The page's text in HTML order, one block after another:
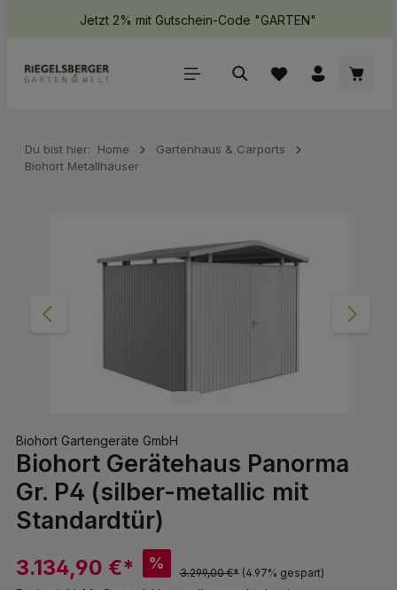
springenJetzt 2% mit Gutschein-Code "GARTEN"
Du bist hier: Home
Gartenhaus & Carports
Biohort Metallhäuser
Biohort Gartengeräte GmbH
Biohort Gerätehaus Panorma
Gr. P4 (silber-metallic mit
Standardtür)
3.134,90 €* %
3.299,00 €* (4.97% gespart)